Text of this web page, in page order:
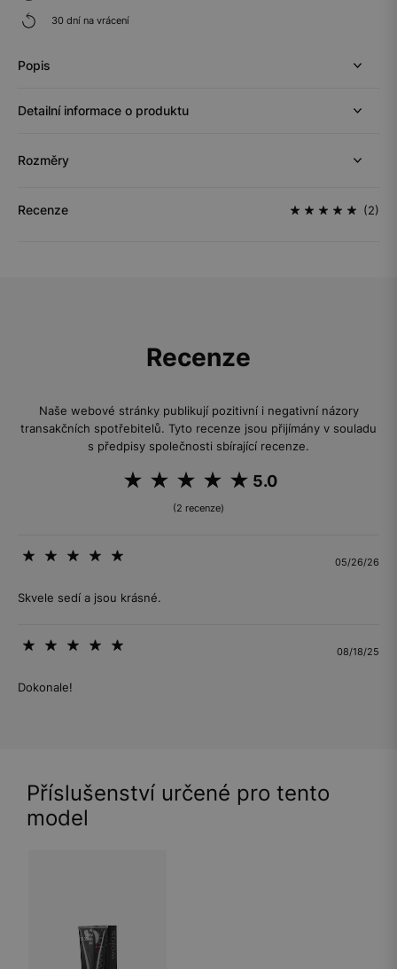
30 dní na vrácení
Popis
Detailní informace o produktu
Rozměry
Recenze (2)
Recenze
Naše webové stránky publikují pozitivní i negativní názory
transakčních spotřebitelů. Tyto recenze jsou přijímány v souladu
s předpisy společnosti sbírající recenze.
5.0
(2 recenze)
05/26/26
Skvele sedí a jsou krásné.
08/18/25
Dokonale!
Příslušenství určené pro tento
model